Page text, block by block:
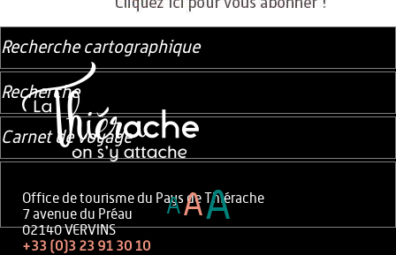
Office de tourisme du Pays de Thiérache
7 avenue du Préau
02140 VERVINS
+33 (0)3 23 91 30 10
Recherche cartographique
Recherche
Carnet de voyage
AAA